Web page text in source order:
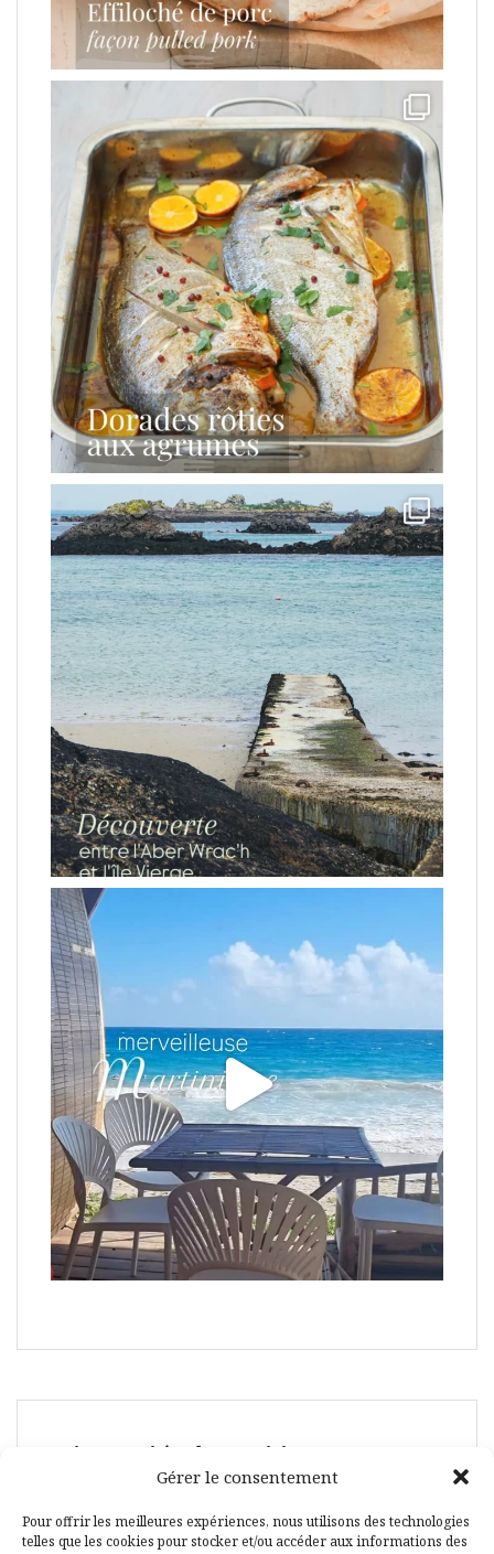
Gérer le consentement
Pour offrir les meilleures expériences, nous utilisons des technologies
telles que les cookies pour stocker et/ou accéder aux informations des
Suivez-moi également ici :